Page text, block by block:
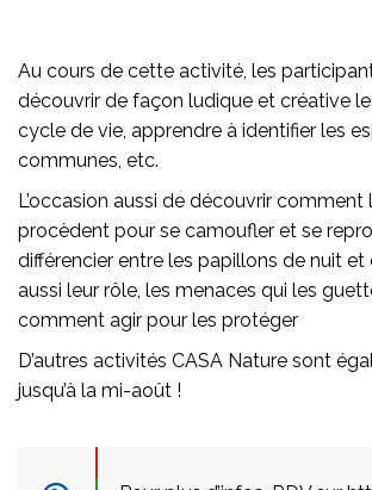
Au cours de cette activité, les
découvrir de façon ludique et créative
cycle de vie, apprendre à identifier les
communes, etc.
L’occasion aussi de découvrir comment
procèdent pour se camoufler et se
différencier entre les papillons de nuit et
aussi leur rôle, les menaces qui les
comment agir pour les protéger
D’autres activités CASA Nature sont
jusqu’à la mi-août !